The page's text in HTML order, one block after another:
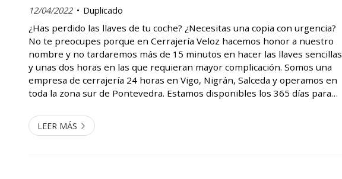
12/04/2022 Duplicado
¿Has perdido las llaves de tu coche? ¿Necesitas una copia con urgencia?
No te preocupes porque en Cerrajería Veloz hacemos honor a nuestro
nombre y no tardaremos más de 15 minutos en hacer las llaves sencillas
y unas dos horas en las que requieran mayor complicación. Somos una
empresa de cerrajería 24 horas en Vigo, Nigrán, Salceda y operamos en
toda la zona sur de Pontevedra. Estamos disponibles los 365 días para
cerradura, duplic...
LEER MÁS